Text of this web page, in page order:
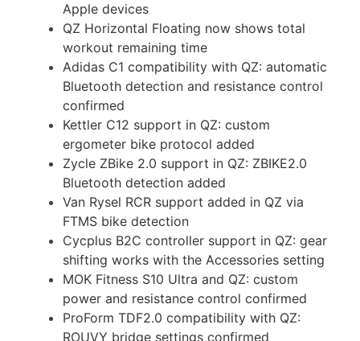
Apple devices
QZ Horizontal Floating now shows total
workout remaining time
Adidas C1 compatibility with QZ: automatic
Bluetooth detection and resistance control
confirmed
Kettler C12 support in QZ: custom
ergometer bike protocol added
Zycle ZBike 2.0 support in QZ: ZBIKE2.0
Bluetooth detection added
Van Rysel RCR support added in QZ via
FTMS bike detection
Cycplus B2C controller support in QZ: gear
shifting works with the Accessories setting
MOK Fitness S10 Ultra and QZ: custom
power and resistance control confirmed
ProForm TDF2.0 compatibility with QZ:
ROUVY bridge settings confirmed